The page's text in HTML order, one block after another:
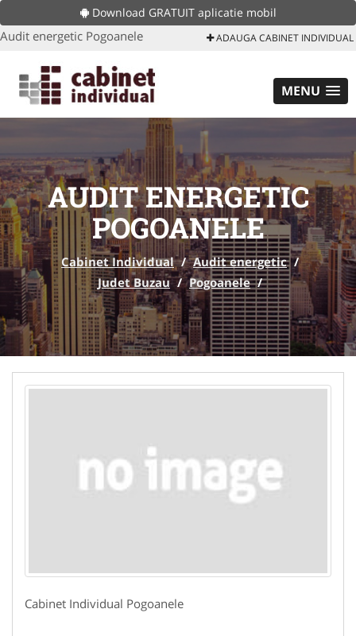
Download GRATUIT aplicatie mobil
Audit energetic Pogoanele ADAUGA CABINET INDIVIDUAL
MENU
AUDIT ENERGETIC
POGOANELE
Cabinet Individual / Audit energetic /
Judet Buzau / Pogoanele /
Cabinet Individual Pogoanele